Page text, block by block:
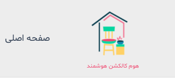
هوم کالکشن هوشمند
صفحه اصلی